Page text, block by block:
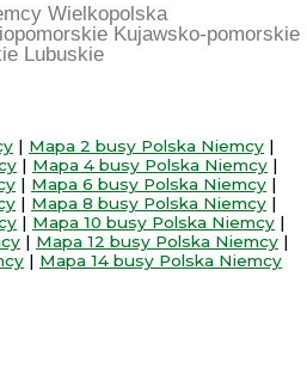
Wielkopolska
Kujawsko-pomorskie
Lubuskie
| Mapa 2 busy Polska Niemcy |
| Mapa 4 busy Polska Niemcy |
| Mapa 6 busy Polska Niemcy |
| Mapa 8 busy Polska Niemcy |
| Mapa 10 busy Polska Niemcy |
| Mapa 12 busy Polska Niemcy |
| Mapa 14 busy Polska Niemcy